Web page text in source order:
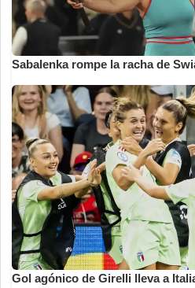
Sabalenka rompe la racha de
Gol agónico de Girelli lleva a